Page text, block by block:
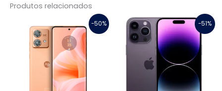
Produtos relacionados
-50%
preço
original
era:
R$ 2.999,00.
preço
atual
é:
R$ 1.499,00.
-51%
O
preço
original
era:
R$ 7.299,00.
O
preço
atual
é:
R$ 3.599,00.